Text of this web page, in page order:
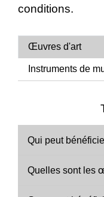
conditions.
Œuvres d'art
Instruments de
Qui peut
Quelles sont les